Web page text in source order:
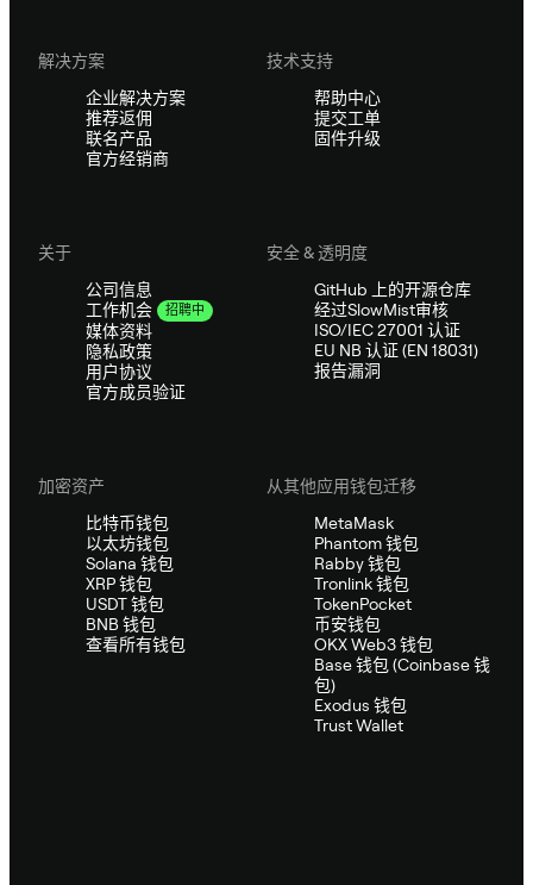
解决方案
企业解决方案
推荐返佣
联名产品
官方经销商
技术支持
帮助中心
提交工单
固件升级
关于
公司信息
工作机会
招聘中
媒体资料
隐私政策
用户协议
官方成员验证
安全 & 透明度
GitHub 上的开源仓库
经过SlowMist审核
ISO/IEC 27001 认证
EU NB 认证 (EN 18031)
报告漏洞
加密资产
比特币钱包
以太坊钱包
Solana 钱包
XRP 钱包
USDT 钱包
BNB 钱包
查看所有钱包
从其他应用钱包迁移
MetaMask
Phantom 钱包
Rabby 钱包
Tronlink 钱包
TokenPocket
币安钱包
OKX Web3 钱包
Base 钱包 (Coinbase 钱
包)
Exodus 钱包
Trust Wallet